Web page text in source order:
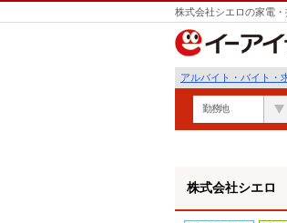
株式会社シエロの家電
アルバイト・バイト・
勤務地
株式会社シエロ